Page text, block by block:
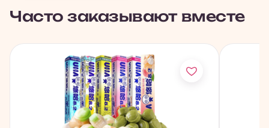
Часто заказывают вместе